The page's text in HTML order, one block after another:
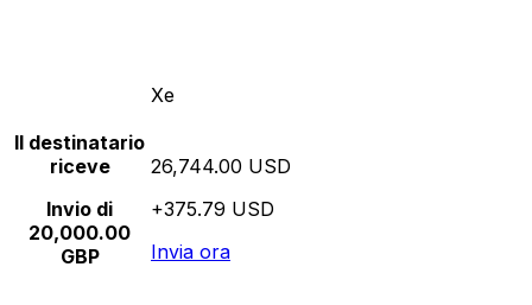
Xe
Il destinatario
riceve
Invio di
20,000.00
GBP
26,744.00 USD
+375.79 USD
Invia ora